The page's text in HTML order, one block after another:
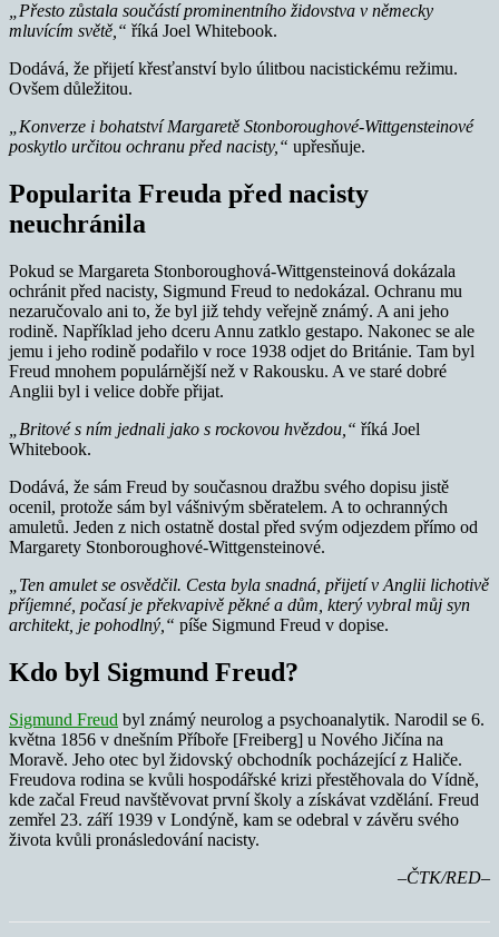
„Přesto zůstala součástí prominentního židovstva v německy
mluvícím světě,“ říká Joel Whitebook.
Dodává, že přijetí křesťanství bylo úlitbou nacistickému režimu.
Ovšem důležitou.
„Konverze i bohatství Margaretě Stonboroughové-Wittgensteinové
poskytlo určitou ochranu před nacisty,“ upřesňuje.
Popularita Freuda před nacisty
neuchránila
Pokud se Margareta Stonboroughová-Wittgensteinová dokázala
ochránit před nacisty, Sigmund Freud to nedokázal. Ochranu mu
nezaručovalo ani to, že byl již tehdy veřejně známý. A ani jeho
rodině. Například jeho dceru Annu zatklo gestapo. Nakonec se ale
jemu i jeho rodině podařilo v roce 1938 odjet do Británie. Tam byl
Freud mnohem populárnější než v Rakousku. A ve staré dobré
Anglii byl i velice dobře přijat.
„Britové s ním jednali jako s rockovou hvězdou,“ říká Joel
Whitebook.
Dodává, že sám Freud by současnou dražbu svého dopisu jistě
ocenil, protože sám byl vášnivým sběratelem. A to ochranných
amuletů. Jeden z nich ostatně dostal před svým odjezdem přímo od
Margarety Stonboroughové-Wittgensteinové.
„Ten amulet se osvědčil. Cesta byla snadná, přijetí v Anglii lichotivě
příjemné, počasí je překvapivě pěkné a dům, který vybral můj syn
architekt, je pohodlný,“ píše Sigmund Freud v dopise.
Kdo byl Sigmund Freud?
Sigmund Freud byl známý neurolog a psychoanalytik. Narodil se 6.
května 1856 v dnešním Příboře [Freiberg] u Nového Jičína na
Moravě. Jeho otec byl židovský obchodník pocházející z Haliče.
Freudova rodina se kvůli hospodářské krizi přestěhovala do Vídně,
kde začal Freud navštěvovat první školy a získávat vzdělání. Freud
zemřel 23. září 1939 v Londýně, kam se odebral v závěru svého
života kvůli pronásledování nacisty.
–ČTK/RED–